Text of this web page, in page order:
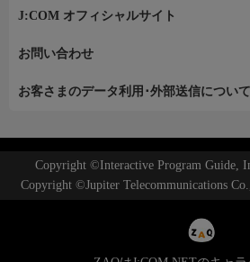
J:COM オフィシャルサイト
お問い合わせ
お客さまのデータ利用･外部送信について
Copyright ©Interactive Program Guide,
Copyright ©Jupiter Telecommunications